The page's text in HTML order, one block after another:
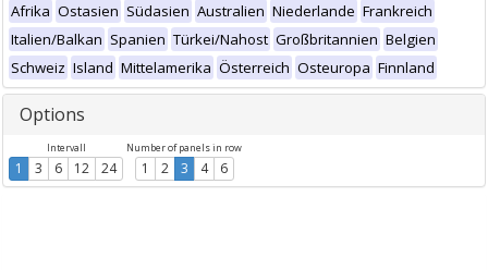
Afrika Ostasien Südasien Australien Niederlande Frankreich
Italien/Balkan Spanien Türkei/Nahost Großbritannien Belgien
Schweiz Island Mittelamerika Österreich Osteuropa Finnland
Options
Intervall
1 3 6 12 24
Number of panels in row
1 2 3 4 6